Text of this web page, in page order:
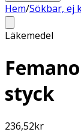
Hem/Sökbar, ej
Läkemedel
styck
236,52kr